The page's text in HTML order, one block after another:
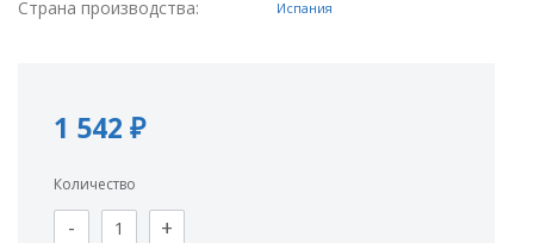
Страна производства: Испания
1 542 ₽
Количество
- +